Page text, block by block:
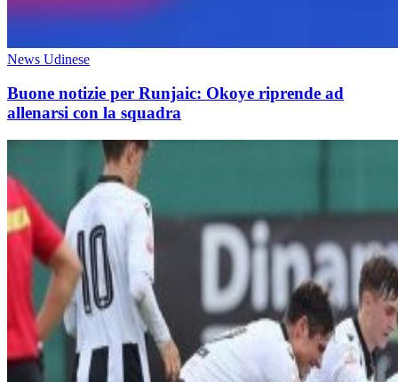
News Udinese
Buone notizie per Runjaic: Okoye riprende ad
allenarsi con la squadra